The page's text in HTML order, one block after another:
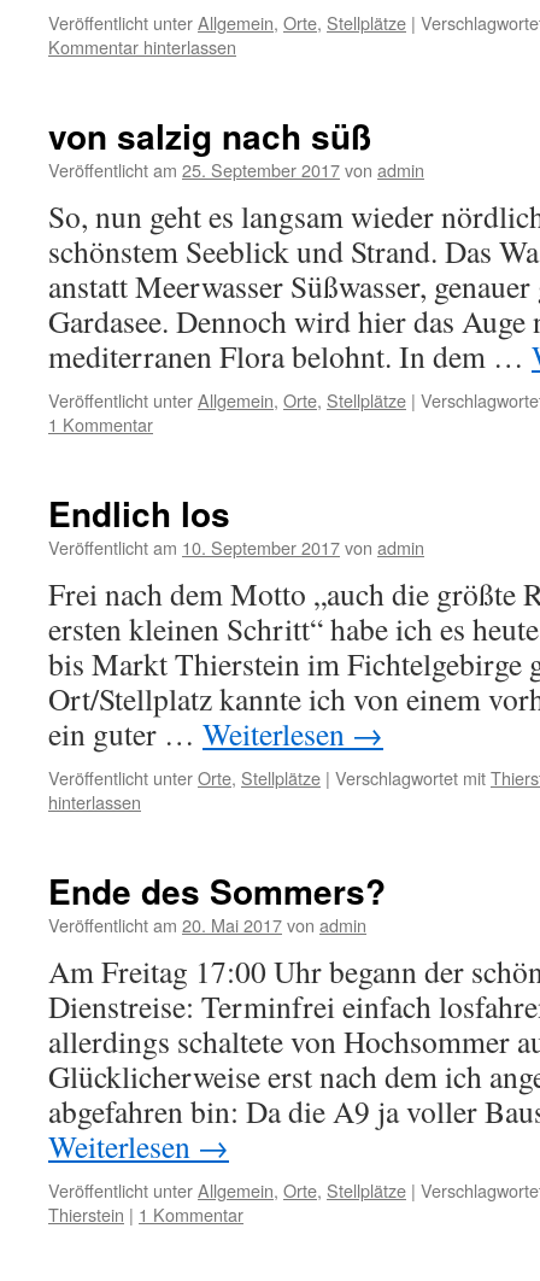
Veröffentlicht unterAllgemein, Orte, Stellplätze |
Kommentar hinterlassen
von salzig nach süß
Veröffentlicht am 25. September 2017von admin
So, nun geht es langsam wieder
schönstem Seeblick und Strand. Das
anstatt Meerwasser Süßwasser, genauer
Gardasee. Dennoch wird hier das
mediterranen Flora belohnt. In dem …
Veröffentlicht unterAllgemein, Orte, Stellplätze |
1 Kommentar
Endlich los
Veröffentlicht am 10. September 2017von admin
Frei nach dem Motto „auch die größte
ersten kleinen Schritt“ habe ich es
bis Markt Thierstein im Fichtelgebirge
Ort/Stellplatz kannte ich von einem
ein guter … Weiterlesen →
Veröffentlicht unterOrte, Stellplätze | Verschlagwortet mit
hinterlassen
Ende des Sommers?
Veröffentlicht am 20. Mai 2017von admin
Am Freitag 17:00 Uhr begann der
Dienstreise: Terminfrei einfach
allerdings schaltete von Hochsommer
Glücklicherweise erst nach dem ich
abgefahren bin: Da die A9 ja voller
Weiterlesen →
Veröffentlicht unterAllgemein, Orte, Stellplätze |
Thierstein | 1 Kommentar